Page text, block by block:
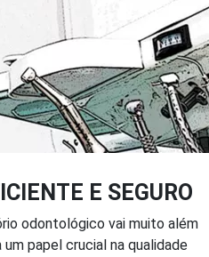
E SEGURO
odontológico vai muito além
papel crucial na qualidade